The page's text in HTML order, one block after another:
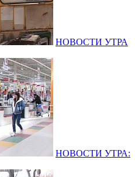
НОВОСТИ УТРА
НОВОСТИ УТРА: